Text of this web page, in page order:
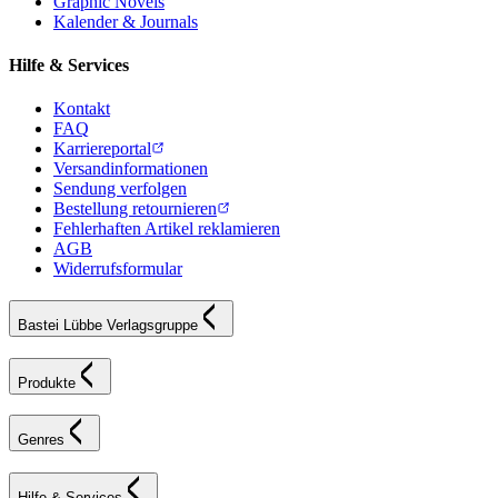
Kalender & Journals
Hilfe & Services
Kontakt
FAQ
Karriereportal
Versandinformationen
Sendung verfolgen
Bestellung retournieren
Fehlerhaften Artikel reklamieren
AGB
Widerrufsformular
Bastei Lübbe Verlagsgruppe
Produkte
Genres